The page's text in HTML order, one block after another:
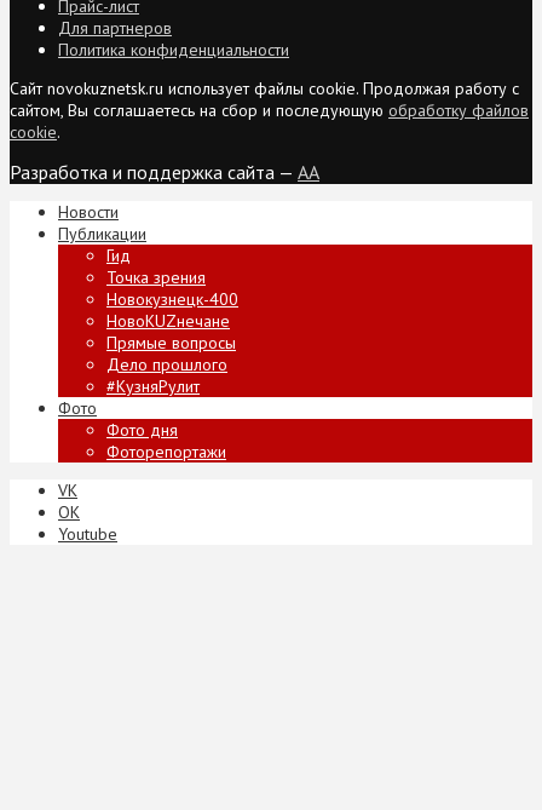
Прайс-лист
Для партнеров
Политика конфиденциальности
Сайт novokuznetsk.ru использует файлы cookie. Продолжая работу с
сайтом, Вы соглашаетесь на сбор и последующую обработку файлов
cookie.
Разработка и поддержка сайта — AA
Новости
Публикации
Гид
Точка зрения
Новокузнецк-400
НовоKUZнечане
Прямые вопросы
Дело прошлого
#КузняРулит
Фото
Фото дня
Фоторепортажи
VK
ОК
Youtube